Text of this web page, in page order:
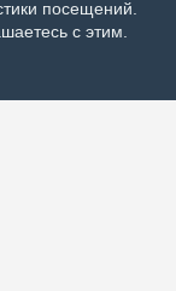
посещений.
с этим.